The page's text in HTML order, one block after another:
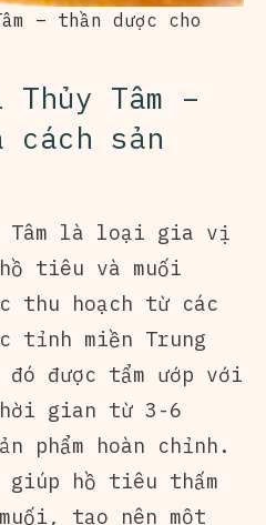
– thần dược cho
Tâm –
cách sản
Tâm là loại gia vị
tiêu và muối
thu hoạch từ các
tỉnh miền Trung
đó được tẩm ướp với
gian từ 3-6
phẩm hoàn chỉnh.
giúp hồ tiêu thấm
tạo nên một